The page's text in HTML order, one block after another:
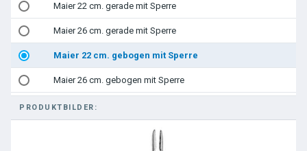
Maier 22 cm. gerade mit Sperre
Maier 26 cm. gerade mit Sperre
Maier 22 cm. gebogen mit Sperre
Maier 26 cm. gebogen mit Sperre
PRODUKTBILDER: